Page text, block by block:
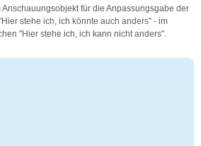
für die Anpassungsgabe der
stehe ich, ich könnte auch anders" - im
"Hier stehe ich, ich kann nicht anders".